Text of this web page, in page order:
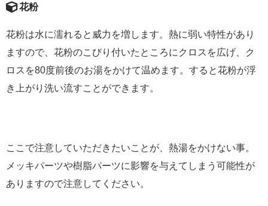
花粉
花粉は水に濡れると威力を増します。熱に弱い特性があり
ますので、花粉のこびり付いたところにクロスを広げ、ク
ロスを80度前後のお湯をかけて温めます。すると花粉が浮
き上がり洗い流すことができます。
ここで注意していただきたいことが、熱湯をかけない事。
メッキパーツや樹脂パーツに影響を与えてしまう可能性が
ありますので注意してください。